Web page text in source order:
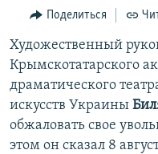
Вернутся
поиску
ИНТЕРАКТИВ
ИНФОГРАФИКА
ТЕЛЕПРОЕКТ КРЫМ.РЕАЛИИ
СОВЕТЫ
ПРОПАВШИЕ БЕЗ ВЕСТИ
РАДІО СВОБОДА
КАК ОБОЙТИ
Українською
Qırımtatar
Поделиться
Художественный
Крымскотатарского
драматического
искусств Украины
обжаловать свое
этом он сказал 8